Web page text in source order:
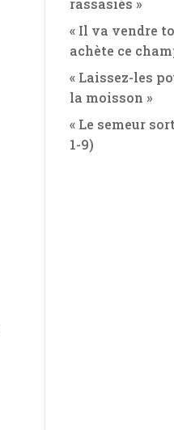
« Il va vendre
achète ce
« Laissez-les
la moisson »
« Le semeur
1-9)